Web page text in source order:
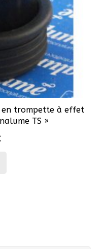
en trompette à effet
TS »